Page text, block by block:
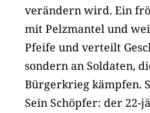
verändern wird. Ein
mit Pelzmantel und
Pfeife und verteilt
sondern an Soldaten,
Bürgerkrieg kämpfen.
Sein Schöpfer: der 22-